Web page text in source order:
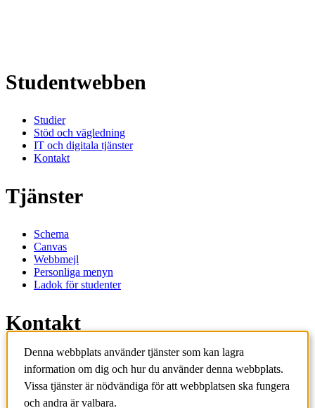
Studentwebben
Studier
Stöd och vägledning
IT och digitala tjänster
Kontakt
Tjänster
Schema
Canvas
Webbmejl
Personliga menyn
Ladok för studenter
Kontakt
Kontakta utbildningsprogram
Kontakta kurs
IT-support
KTH Entré
Denna webbplats använder tjänster som kan lagra
information om dig och hur du använder denna webbplats.
Vissa tjänster är nödvändiga för att webbplatsen ska fungera
och andra är valbara.